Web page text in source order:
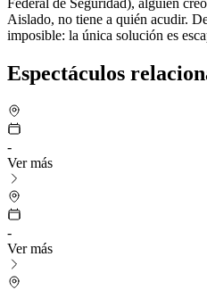
Aislado, no tiene a quién acudir.
imposible: la única solución es
Espectáculos
-
Ver más
-
Ver más